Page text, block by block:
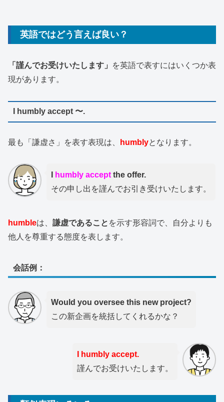
英語ではどう言えば良い？
「謹んでお受けいたします」
を英語で表すにはいくつか表
現があります。
I humbly accept 〜.
最も「謙虚さ」を表す表現は、 humblyとなります。
humbly acceptthe offer.
その申し出を謹んでお引き受けいたします。
humbleは、 謙虚であること を示す形容詞で、自分よりも
他人を尊重する態度を表します。
会話例：
Would you oversee this new project?
この新企画を統括してくれるかな？
I humbly accept.
謹んでお受けいたします。